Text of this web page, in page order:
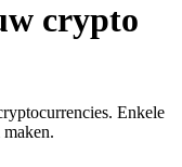
crypto
Enkele